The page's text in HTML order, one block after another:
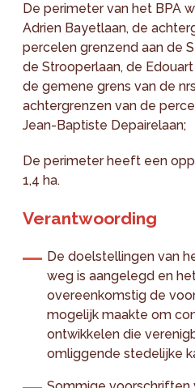
De perimeter van het BPA
Adrien Bayetlaan, de
percelen grenzend aan de
de Strooperlaan, de
de gemene grens van de
achtergrenzen van de
Jean-Baptiste Depairelaan;
De perimeter heeft een
1,4 ha.
Verantwoording
De doelstellingen van
weg is aangelegd en
overeenkomstig de
mogelijk maakte om
ontwikkelen die
omliggende stedelijke